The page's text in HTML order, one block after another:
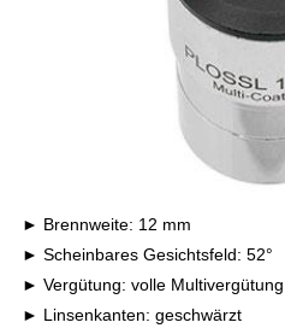
Brennweite: 12 mm
Scheinbares Gesichtsfeld: 52°
Vergütung: volle Multivergütung
Linsenkanten: geschwärzt